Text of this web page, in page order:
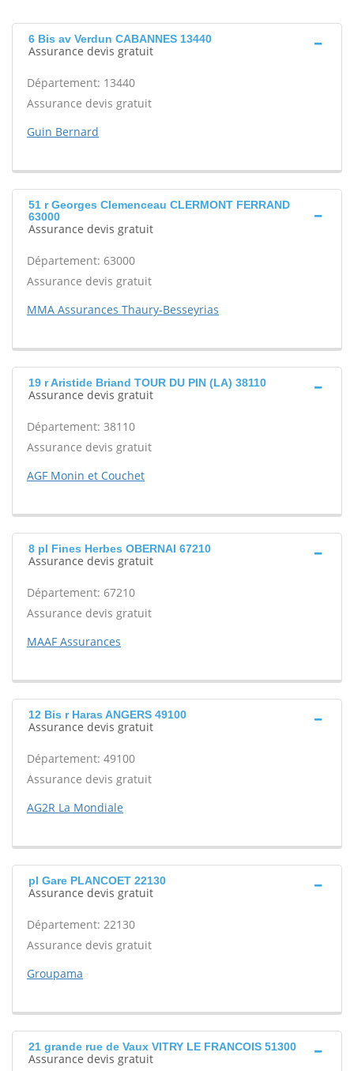
6 Bis av Verdun CABANNES 13440
Assurance devis gratuit
Département: 13440
Assurance devis gratuit
Guin Bernard
51 r Georges Clemenceau CLERMONT FERRAND
63000
Assurance devis gratuit
Département: 63000
Assurance devis gratuit
MMA Assurances Thaury-Besseyrias
19 r Aristide Briand TOUR DU PIN (LA) 38110
Assurance devis gratuit
Département: 38110
Assurance devis gratuit
AGF Monin et Couchet
8 pl Fines Herbes OBERNAI 67210
Assurance devis gratuit
Département: 67210
Assurance devis gratuit
MAAF Assurances
12 Bis r Haras ANGERS 49100
Assurance devis gratuit
Département: 49100
Assurance devis gratuit
AG2R La Mondiale
pl Gare PLANCOET 22130
Assurance devis gratuit
Département: 22130
Assurance devis gratuit
Groupama
21 grande rue de Vaux VITRY LE FRANCOIS 51300
Assurance devis gratuit